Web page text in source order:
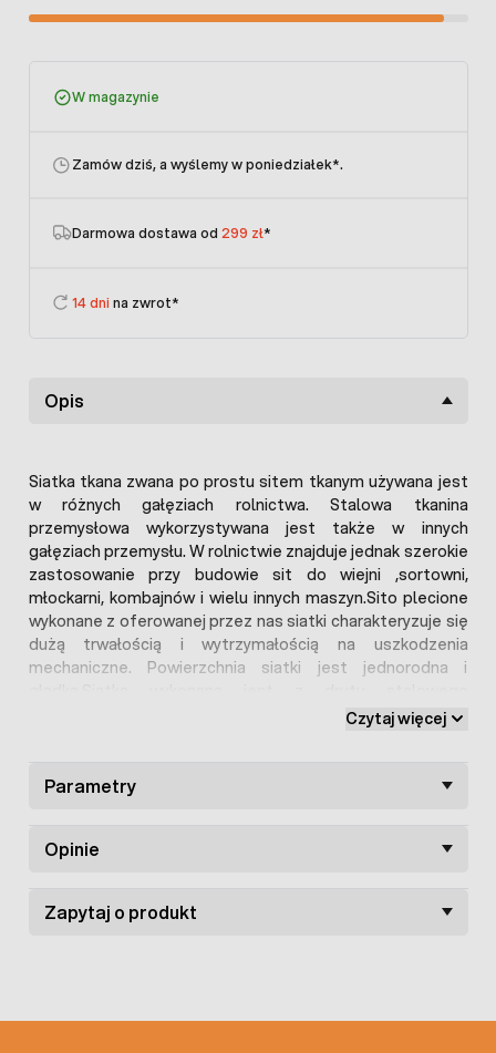
W magazynie
Zamów dziś, a wyślemy w poniedziałek*.
Darmowa dostawa od 299 zł*
14 dni na zwrot*
Opis
Siatka tkana zwana po prostu sitem tkanym używana jest
w różnych gałęziach rolnictwa. Stalowa tkanina
przemysłowa wykorzystywana jest także w innych
gałęziach przemysłu. W rolnictwie znajduje jednak szerokie
zastosowanie przy budowie sit do wiejni ,sortowni,
młockarni, kombajnów i wielu innych maszyn.Sito plecione
wykonane z oferowanej przez nas siatki charakteryzuje się
dużą trwałością i wytrzymałością na uszkodzenia
mechaniczne. Powierzchnia siatki jest jednorodna i
ocynkowanego .(podana cena jest ceną brutto za całą
Czytaj więcej
Parametry
Opinie
Zapytaj o produkt